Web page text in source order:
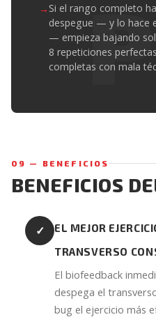
Si el rango completo
despegue — y lo hace
— empieza bajando
8 repeticiones
completas con mala
09 — BENEFICIOS
BENEFICIOS
✓
EL MEJOR
TRANSVERSO
El biofeedback
despega el
bug el ejercicio más